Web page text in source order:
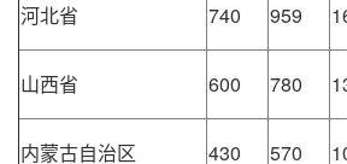
河北省 740 959
山西省 600 780
内蒙古自治区 430 570